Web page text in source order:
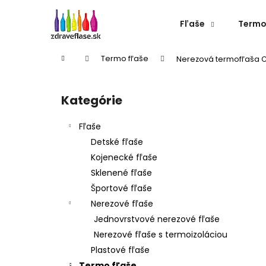
Fľaše
Domov Termo fľaše Nerezová termofľaša
Preskočiť
kategórie
Kategórie
Fľaše
Detské fľaše
Kojenecké fľaše
Sklenené fľaše
Športové fľaše
Nerezové fľaše
Jednovrstvové nerezové fľaše
Nerezové fľaše s termoizoláciou
Plastové fľaše
Späť
Späť
NEREZOVÁ TERMOFĽAŠA CHEEKI 600 ML